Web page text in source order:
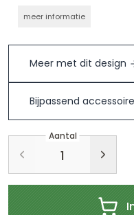
meer informatie
Meer met dit design
Bijpassend
Aantal